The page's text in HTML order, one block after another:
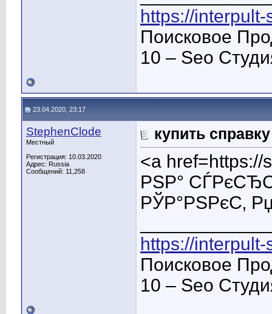
https://
Поисковое
10 – Seo
23.04.2020, 23:17
StephenClode
Местный
Регистрация: 10.03.2020
Адрес: Russia
Сообщений: 11,258
купить
<a href=https://
РЅР°
РЎР°РЅРєС‚
https://
Поисковое
10 – Seo